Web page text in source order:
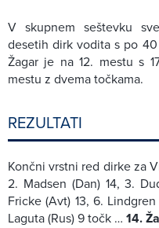
V skupnem seštevku
desetih dirk vodita s po
Žagar je na 12. mestu s
mestu z dvema točkama.
REZULTATI
Končni vrstni red dirke za
2. Madsen (Dan) 14, 3.
Fricke (Avt) 13, 6. Lindgren
Laguta (Rus) 9 točk … 14.